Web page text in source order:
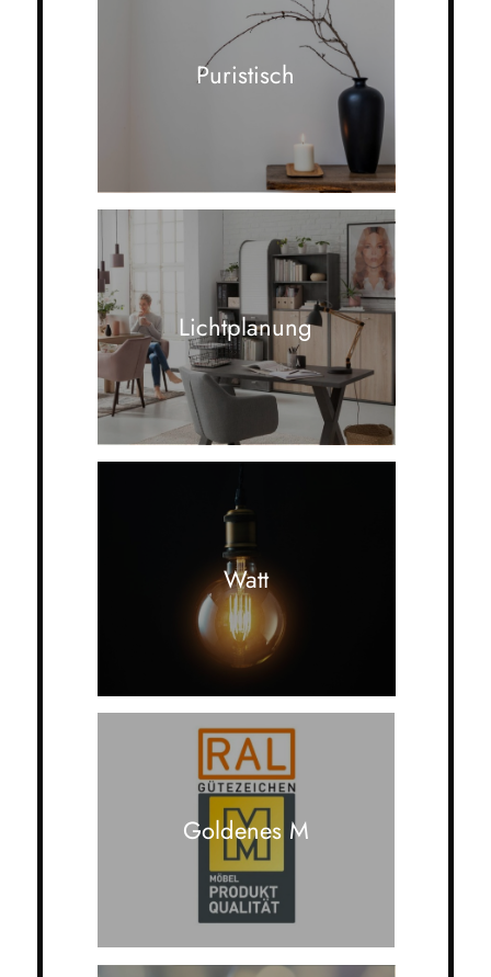
Puristisch
Lichtplanung
Watt
Goldenes M